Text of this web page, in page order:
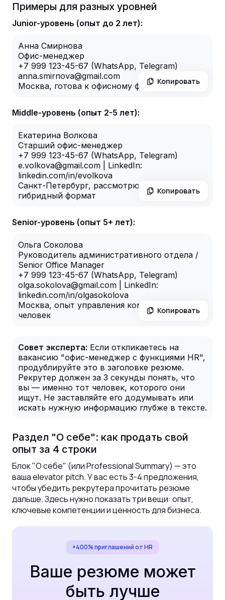
Примеры для разных уровней
Junior-уровень (опыт до 2 лет):
Анна Смирнова
Офис-менеджер
+7 999 123-45-67 (WhatsApp, Telegram)
anna.smirnova@gmail.com
Москва, готова к офисному формату работы
Копировать
Middle-уровень (опыт 2-5 лет):
Екатерина Волкова
Старший офис-менеджер
+7 999 123-45-67 (WhatsApp, Telegram)
e.volkova@gmail.com | LinkedIn:
linkedin.com/in/evolkova
Санкт-Петербург, рассмотрю офисный или
гибридный формат
Копировать
Senior-уровень (опыт 5+ лет):
Ольга Соколова
Руководитель административного отдела /
Senior Office Manager
+7 999 123-45-67 (WhatsApp, Telegram)
olga.sokolova@gmail.com | LinkedIn:
linkedin.com/in/olgasokolova
Москва, опыт управления командой до 5
человек
Копировать
Совет эксперта: Если откликаетесь на
вакансию "офис-менеджер с функциями HR",
продублируйте это в заголовке резюме.
Рекрутер должен за 3 секунды понять, что
вы — именно тот человек, которого они
ищут. Не заставляйте его додумывать или
искать нужную информацию глубже в тексте.
Раздел "О себе": как продать свой
опыт за 4 строки
Блок "О себе" (или Professional Summary) — это
ваша elevator pitch. У вас есть 3-4 предложения,
чтобы убедить рекрутера прочитать резюме
дальше. Здесь нужно показать три вещи: опыт,
ключевые компетенции и ценность для бизнеса.
+400% приглашений от HR
Ваше резюме может
быть лучше